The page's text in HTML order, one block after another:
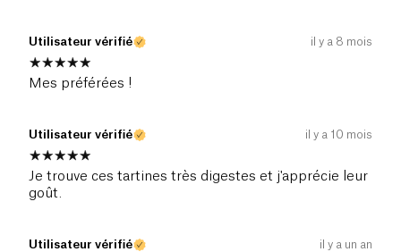
Utilisateur vérifié il y a 8 mois
Mes préférées !
Utilisateur vérifié il y a 10 mois
Je trouve ces tartines très digestes et j'apprécie leur
goût.
Utilisateur vérifié il y a un an